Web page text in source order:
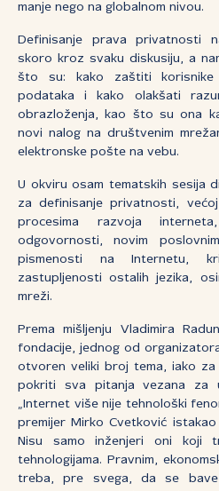
manje nego na globalnom nivou.
Definisanje prava privatnosti
skoro kroz svaku diskusiju, a
što su: kako zaštiti korisnike
podataka i kako olakšati
obrazloženja, kao što su ona
novi nalog na društvenim
elektronske pošte na vebu.
U okviru osam tematskih sesija
za definisanje privatnosti,
procesima razvoja
odgovornosti, novim
pismenosti na Internetu,
zastupljenosti ostalih jezika,
mreži.
Prema mišljenju Vladimira
fondacije, jednog od
otvoren veliki broj tema, iako za
pokriti sva pitanja vezana za
„Internet više nije tehnološki
premijer Mirko Cvetković
Nisu samo inženjeri oni koji
tehnologijama. Pravnim,
treba, pre svega, da se